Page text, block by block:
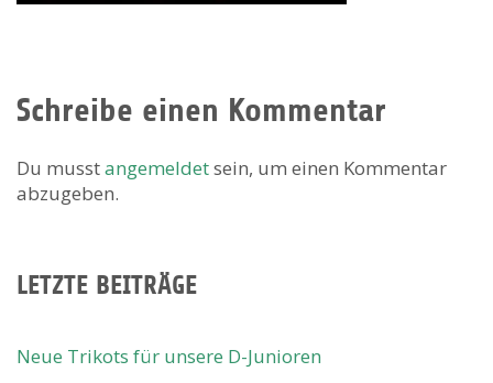
Schreibe einen Kommentar
Du musstangemeldetsein, um einen Kommentar
abzugeben.
LETZTE BEITRÄGE
Neue Trikots für unsere D-Junioren